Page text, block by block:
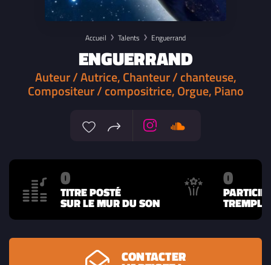
Accueil Talents Enguerrand
ENGUERRAND
Auteur / Autrice, Chanteur / chanteuse,
Compositeur / compositrice, Orgue, Piano
0
TITRE POSTÉ
SUR LE MUR DU SON
0
CONTACTER